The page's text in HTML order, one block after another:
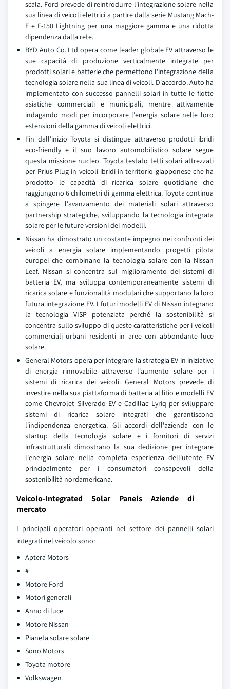
scala. Ford prevede di reintrodurre l'integrazione solare nella
sua linea di veicoli elettrici a partire dalla serie Mustang Mach-
E e F-150 Lightning per una maggiore gamma e una ridotta
dipendenza dalla rete.
BYD Auto Co. Ltd opera come leader globale EV attraverso le
sue capacità di produzione verticalmente integrate per
prodotti solari e batterie che permettono l'integrazione della
tecnologia solare nella sua linea di veicoli. D'accordo. Auto ha
implementato con successo pannelli solari in tutte le flotte
asiatiche commerciali e municipali, mentre attivamente
indagando modi per incorporare l'energia solare nelle loro
estensioni della gamma di veicoli elettrici.
Fin dall'inizio Toyota si distingue attraverso prodotti ibridi
eco-friendly e il suo lavoro automobilistico solare segue
questa missione nucleo. Toyota testato tetti solari attrezzati
per Prius Plug-in veicoli ibridi in territorio giapponese che ha
prodotto le capacità di ricarica solare quotidiane che
raggiungono 6 chilometri di gamma elettrica. Toyota continua
a spingere l'avanzamento dei materiali solari attraverso
partnership strategiche, sviluppando la tecnologia integrata
solare per le future versioni dei modelli.
Nissan ha dimostrato un costante impegno nei confronti dei
veicoli a energia solare implementando progetti pilota
europei che combinano la tecnologia solare con la Nissan
Leaf. Nissan si concentra sul miglioramento dei sistemi di
batteria EV, ma sviluppa contemporaneamente sistemi di
ricarica solare e funzionalità modulari che supportano la loro
futura integrazione EV. I futuri modelli EV di Nissan integrano
la tecnologia VISP potenziata perché la sostenibilità si
concentra sullo sviluppo di queste caratteristiche per i veicoli
commerciali urbani residenti in aree con abbondante luce
solare.
General Motors opera per integrare la strategia EV in iniziative
di energia rinnovabile attraverso l'aumento solare per i
sistemi di ricarica dei veicoli. General Motors prevede di
investire nella sua piattaforma di batteria al litio e modelli EV
come Chevrolet Silverado EV e Cadillac Lyriq per sviluppare
sistemi di ricarica solare integrati che garantiscono
l'indipendenza energetica. Gli accordi dell'azienda con le
startup della tecnologia solare e i fornitori di servizi
infrastrutturali dimostrano la sua dedizione per integrare
l'energia solare nella completa esperienza dell'utente EV
principalmente per i consumatori consapevoli della
sostenibilità nordamericana.
Veicolo-Integrated Solar Panels Aziende di
mercato
I principali operatori operanti nel settore dei pannelli solari
integrati nel veicolo sono:
Aptera Motors
#
Motore Ford
Motori generali
Anno di luce
Motore Nissan
Pianeta solare solare
Sono Motors
Toyota motore
Volkswagen